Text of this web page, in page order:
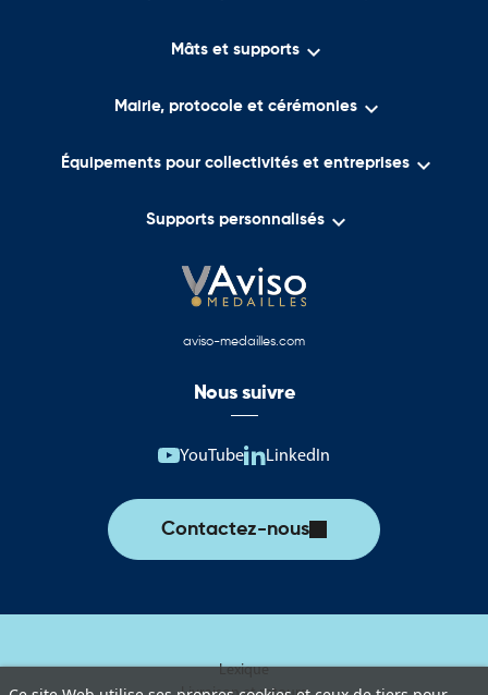
Mâts et supports 
Mairie, protocole et cérémonies 
Équipements pour collectivités et entreprises 
Supports personnalisés 
aviso-medailles.com
Nous suivre
YouTube LinkedIn
Contactez-nous
Lexique